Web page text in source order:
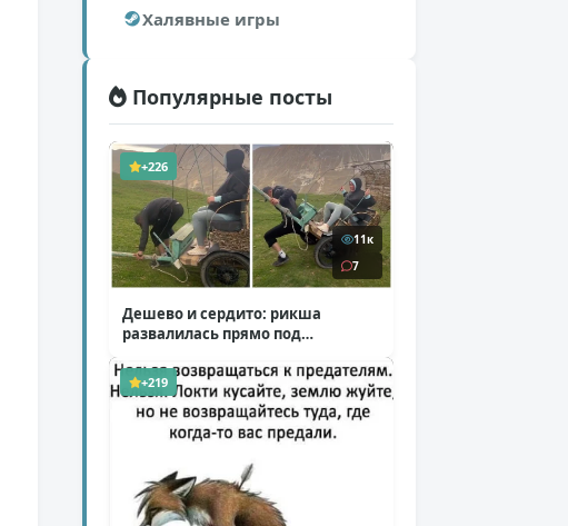
Халявные игры
Популярные посты
+226
11к
7
Дешево и сердито: рикша
развалилась прямо под
+219